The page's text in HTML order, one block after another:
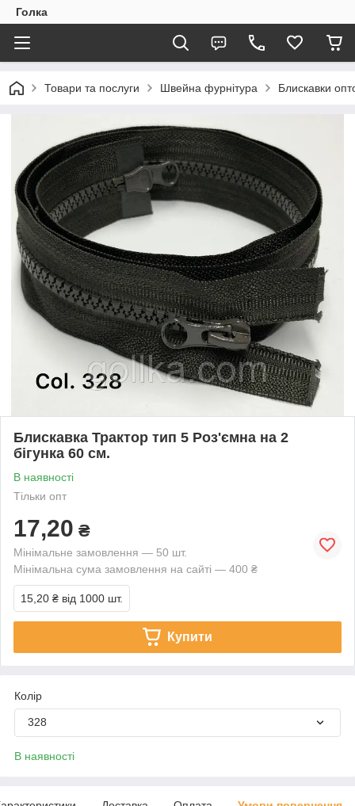
Голка
Товари та послуги Швейна фурнітура Блискавки
Блискавка Трактор тип 5 Роз'ємна на 2
бігунка 60 см.
В наявності
Тільки опт
17,20 ₴
Мінімальне замовлення — 50 шт.
Мінімальна сума замовлення на сайті — 400 ₴
15,20 ₴ від 1000 шт.
Купити
Колір
328
В наявності